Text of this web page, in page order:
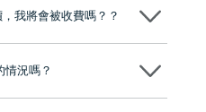
是諾貝爾種植系統全球放心植牙中
顧客，受到粵港澳大灣區及周邊城
海、深圳設有八大分院，香港亦設
都可以隨時預約免費咨詢，讓人十
我將會被收費嗎？？
情況嗎？